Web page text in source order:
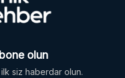
olun
ilk siz haberdar olun.